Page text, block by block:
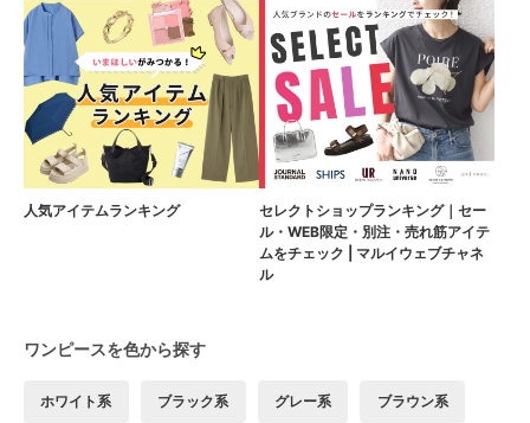
人気アイテムランキング
セレクトショップランキング｜セー
ル・WEB限定・別注・売れ筋アイテ
ムをチェック | マルイウェブチャネ
ル
ワンピースを色から探す
ホワイト系 ブラック系 グレー系 ブラウン系